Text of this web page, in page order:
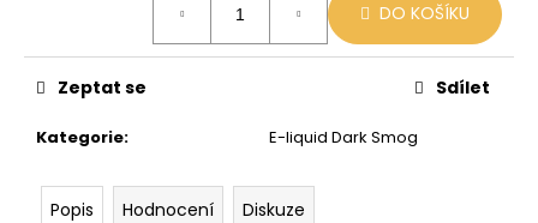
DO KOŠÍKU
Kategorie: E-liquid Dark Smog
Zeptat se Sdílet
Popis Hodnocení Diskuze
X2
COLA-
79
169